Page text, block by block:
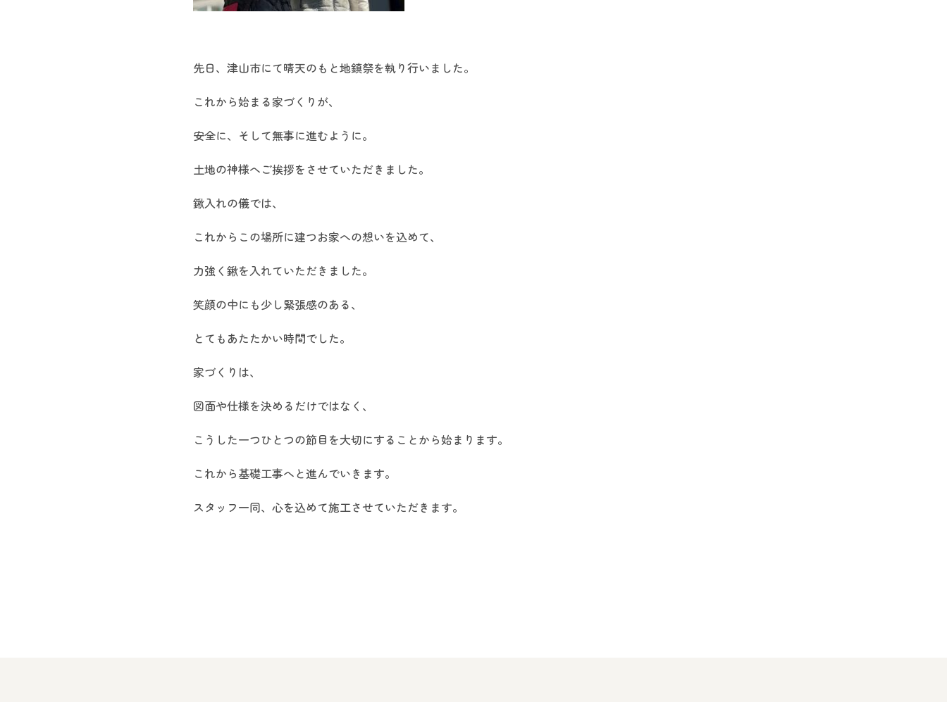
先日、津山市にて晴天のもと地鎮祭を執り行いました。
これから始まる家づくりが、
安全に、そして無事に進むように。
土地の神様へご挨拶をさせていただきました。
鍬入れの儀では、
これからこの場所に建つお家への想いを込めて、
力強く鍬を入れていただきました。
笑顔の中にも少し緊張感のある、
とてもあたたかい時間でした。
家づくりは、
図面や仕様を決めるだけではなく、
こうした一つひとつの節目を大切にすることから始まります。
これから基礎工事へと進んでいきます。
スタッフ一同、心を込めて施工させていただきます。